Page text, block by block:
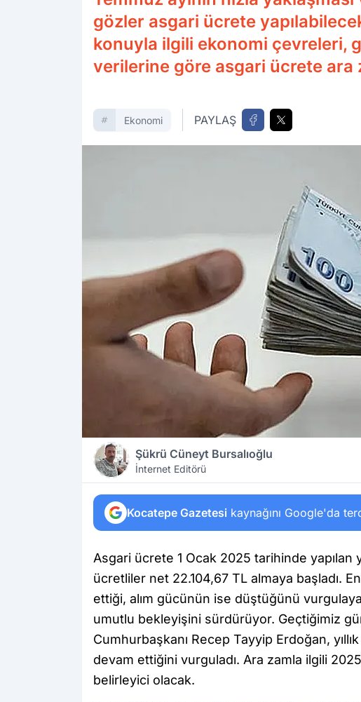
gözler asgari ücrete
konuyla ilgili ekonomi çevreleri,
verilerine göre asgari ücrete ara
Ekonomi PAYLAŞ
Şükrü Cüneyt Bursalıoğlu
İnternet Editörü
Kocatepe Gazetesi kaynağını Google'da
Asgari ücrete 1 Ocak 2025 tarihinde yapılan
ücretliler net 22.104,67 TL almaya başladı.
ettiği, alım gücünün ise düştüğünü
umutlu bekleyişini sürdürüyor. Geçtiğimiz
Cumhurbaşkanı Recep Tayyip Erdoğan,
devam ettiğini vurguladı. Ara zamla ilgili
belirleyici olacak.